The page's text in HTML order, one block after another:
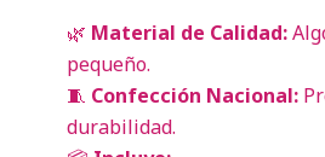
🌿 Material de Calidad:
pequeño.
🧵 Confección Nacional:
durabilidad.